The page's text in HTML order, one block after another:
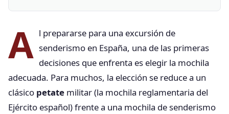
A l prepararse para una excursión de
senderismo en España, una de las primeras
decisiones que enfrenta es elegir la mochila
adecuada. Para muchos, la elección se reduce a un
clásico petate militar (la mochila reglamentaria del
Ejército español) frente a una mochila de senderismo